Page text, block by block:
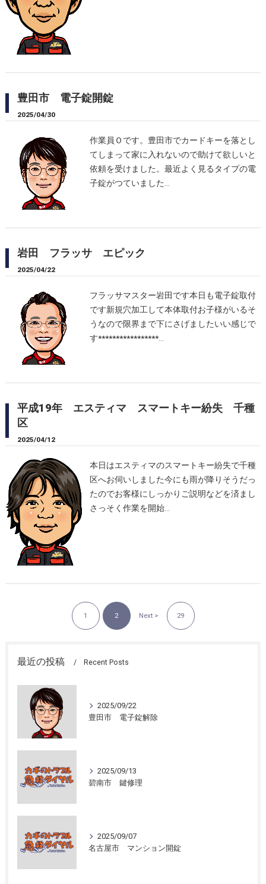
豊田市 電子錠開錠
2025/04/30
作業員Ｏです。豊田市でカードキーを落とし
てしまって家に入れないので助けて欲しいと
依頼を受けました。最近よく見るタイプの電
子錠がつていました…
岩田 フラッサ エピック
2025/04/22
フラッサマスター岩田です本日も電子錠取付
です新規穴加工して本体取付お子様がいるそ
うなので限界まで下にさげましたいい感じで
す*****************…
平成19年 エスティマ スマートキー紛失 千種
区
2025/04/12
本日はエスティマのスマートキー紛失で千種
区へお伺いしました今にも雨が降りそうだっ
たのでお客様にしっかりご説明などを済まし
さっそく作業を開始…
1 2 Next > 29
最近の投稿 Recent Posts
2025/09/22
豊田市 電子錠解除
2025/09/13
碧南市 鍵修理
2025/09/07
名古屋市 マンション開錠